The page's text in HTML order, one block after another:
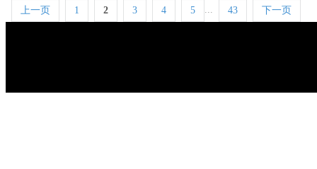
上一页 1 2 3 4 5 43 下一页